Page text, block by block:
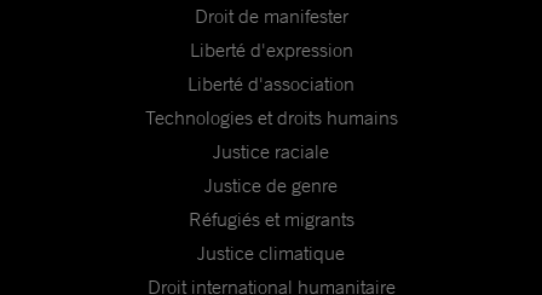
Droit de manifester
Liberté d'expression
Liberté d'association
Technologies et droits humains
Justice raciale
Justice de genre
Réfugiés et migrants
Justice climatique
Droit international humanitaire